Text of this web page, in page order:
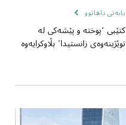
بابەتی داهاتوو
کتێبی ‘پوختە و پێشەکی لە
توێژینەوەی زانستیدا’ بڵاوکرایەوە